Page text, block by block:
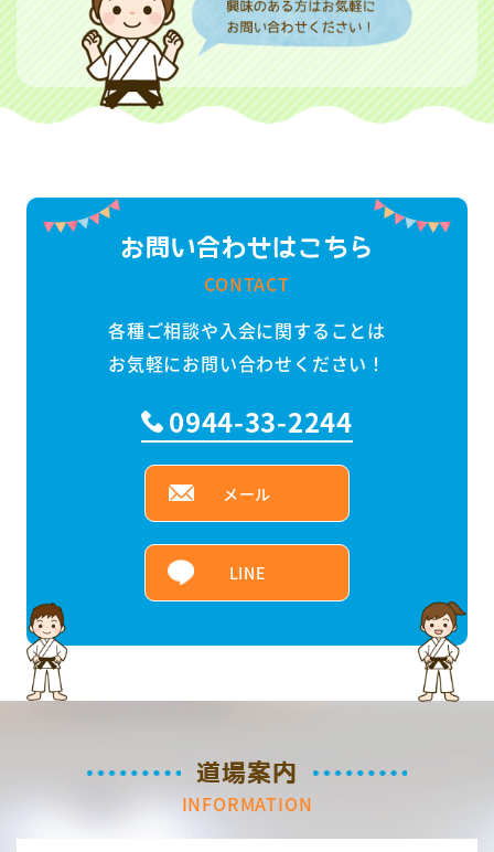
お問い合わせはこちら
CONTACT
各種ご相談や入会に関することは
お気軽にお問い合わせください！
0944-33-2244
メール
LINE
道場案内
INFORMATION